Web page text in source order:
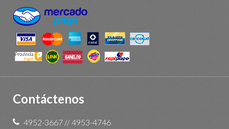
Contáctenos
4952-3667 //4953-4746